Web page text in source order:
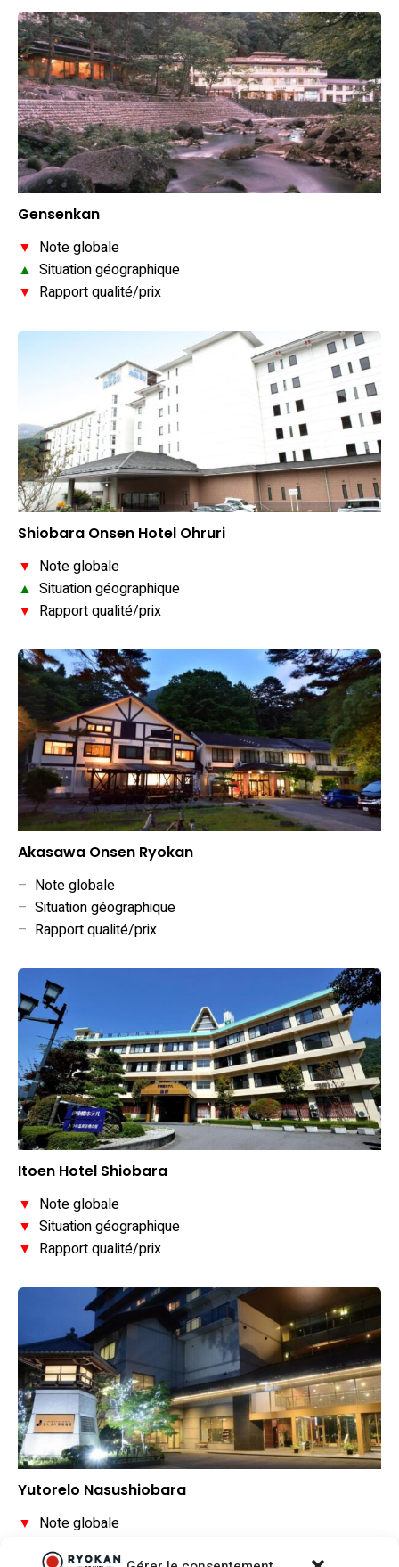
Gensenkan
▼ Note globale
▲ Situation géographique
▼ Rapport qualité/prix
Shiobara Onsen Hotel Ohruri
▼ Note globale
▲ Situation géographique
▼ Rapport qualité/prix
Akasawa Onsen Ryokan
– Note globale
– Situation géographique
– Rapport qualité/prix
Itoen Hotel Shiobara
▼ Note globale
▼ Situation géographique
▼ Rapport qualité/prix
Yutorelo Nasushiobara
▼ Note globale